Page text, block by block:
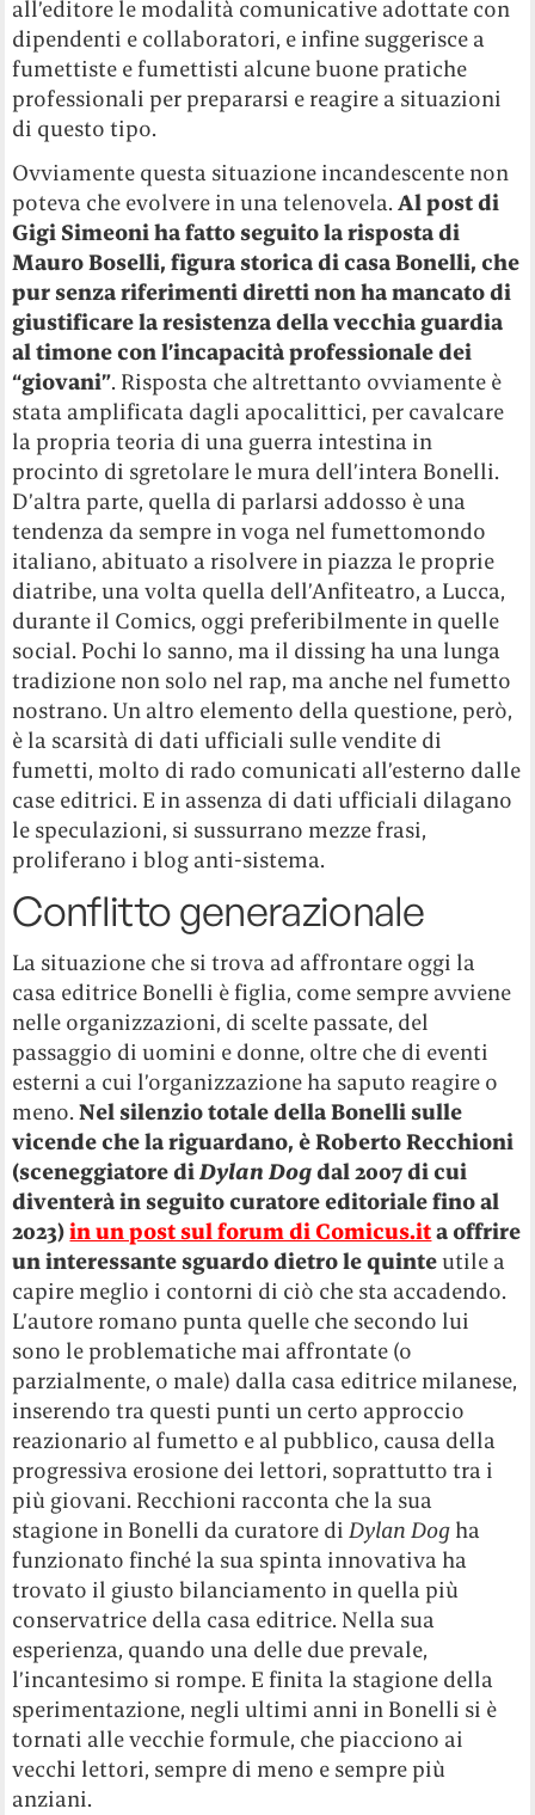
all’editore le modalità comunicative adottate con
dipendenti e collaboratori, e infine suggerisce a
fumettiste e fumettisti alcune buone pratiche
professionali per prepararsi e reagire a situazioni
di questo tipo.
Ovviamente questa situazione incandescente non
poteva che evolvere in una telenovela.Al post di
Gigi Simeoni ha fatto seguito la risposta di
Mauro Boselli, figura storica di casa Bonelli, che
pur senza riferimenti diretti non ha mancato di
giustificare la resistenza della vecchia guardia
al timone con l’incapacità professionale dei
“giovani”. Risposta che altrettanto ovviamente è
stata amplificata dagli apocalittici, per cavalcare
la propria teoria di una guerra intestina in
procinto di sgretolare le mura dell’intera Bonelli.
D’altra parte, quella di parlarsi addosso è una
tendenza da sempre in voga nel fumettomondo
italiano, abituato a risolvere in piazza le proprie
diatribe, una volta quella dell’Anfiteatro, a Lucca,
durante il Comics, oggi preferibilmente in quelle
social. Pochi lo sanno, ma il dissing ha una lunga
tradizione non solo nel rap, ma anche nel fumetto
nostrano. Un altro elemento della questione, però,
è la scarsità di dati ufficiali sulle vendite di
fumetti, molto di rado comunicati all’esterno dalle
case editrici. E in assenza di dati ufficiali dilagano
le speculazioni, si sussurrano mezze frasi,
proliferano i blog anti-sistema.
Conflitto generazionale
La situazione che si trova ad affrontare oggi la
casa editrice Bonelli è figlia, come sempre avviene
nelle organizzazioni, di scelte passate, del
passaggio di uomini e donne, oltre che di eventi
esterni a cui l’organizzazione ha saputo reagire o
meno.Nel silenzio totale della Bonelli sulle
vicende che la riguardano, è Roberto Recchioni
(sceneggiatore diDylan Dogdal 2007 di cui
diventerà in seguito curatore editoriale fino al
2023)in un post sul forum di Comicus.ita offrire
un interessante sguardo dietro le quinteutile a
capire meglio i contorni di ciò che sta accadendo.
L’autore romano punta quelle che secondo lui
sono le problematiche mai affrontate (o
parzialmente, o male) dalla casa editrice milanese,
inserendo tra questi punti un certo approccio
reazionario al fumetto e al pubblico, causa della
progressiva erosione dei lettori, soprattutto tra i
più giovani. Recchioni racconta che la sua
stagione in Bonelli da curatore diDylan Dog ha
funzionato finché la sua spinta innovativa ha
trovato il giusto bilanciamento in quella più
conservatrice della casa editrice. Nella sua
esperienza, quando una delle due prevale,
l’incantesimo si rompe. E finita la stagione della
sperimentazione, negli ultimi anni in Bonelli si è
tornati alle vecchie formule, che piacciono ai
vecchi lettori, sempre di meno e sempre più
anziani.